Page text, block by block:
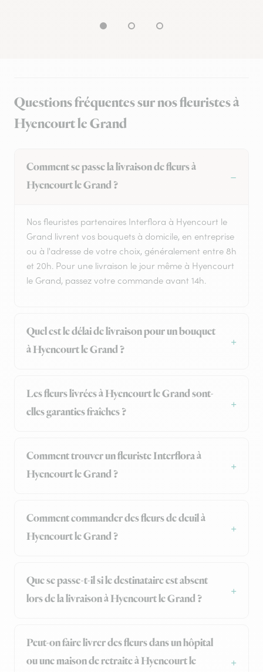
Questions fréquentes sur nos fleuristes à
Hyencourt le Grand
Comment se passe la livraison de fleurs à
Hyencourt le Grand ?
Nos fleuristes partenaires Interflora à Hyencourt le
Grand livrent vos bouquets à domicile, en entreprise
ou à l'adresse de votre choix, généralement entre 8h
et 20h. Pour une livraison le jour même à Hyencourt
le Grand, passez votre commande avant 14h.
Quel est le délai de livraison pour un bouquet
à Hyencourt le Grand ?
Les fleurs livrées à Hyencourt le Grand sont-
elles garanties fraîches ?
Comment trouver un fleuriste Interflora à
Hyencourt le Grand ?
Comment commander des fleurs de deuil à
Hyencourt le Grand ?
Que se passe-t-il si le destinataire est absent
lors de la livraison à Hyencourt le Grand ?
Peut-on faire livrer des fleurs dans un hôpital
ou une maison de retraite à Hyencourt le